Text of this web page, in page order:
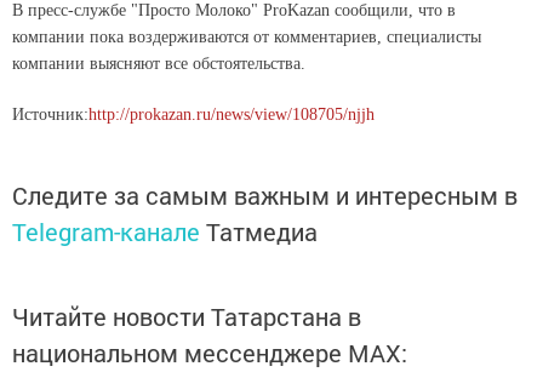
В пресс-службе "Просто Молоко" ProKazan сообщили, что в
компании пока воздерживаются от комментариев, специалисты
компании выясняют все обстоятельства.
Источник:http://prokazan.ru/news/view/108705/njjh
Следите за самым важным и интересным в
Telegram-канале Татмедиа
Читайте новости Татарстана в
национальном мессенджере MАХ: